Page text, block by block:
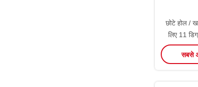
छोटे होल /
लिए 11
सबसे